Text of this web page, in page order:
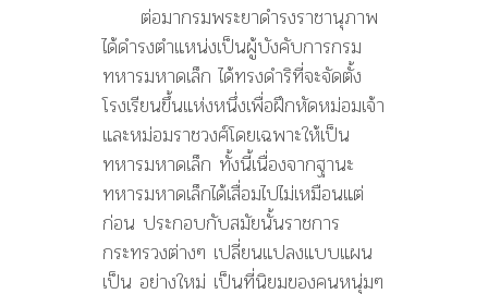
ต่อมากรมพระยาดำรงราชานุภาพ
ได้ดำรงตำแหน่งเป็นผู้บังคับการกรม
ทหารมหาดเล็ก ได้ทรงดำริที่จะจัดตั้ง
โรงเรียนขึ้นแห่งหนึ่งเพื่อฝึกหัดหม่อมเจ้า
และหม่อมราชวงศ์โดยเฉพาะให้เป็น
ทหารมหาดเล็ก ทั้งนี้เนื่องจากฐานะ
ทหารมหาดเล็กได้เสื่อมไปไม่เหมือนแต่
ก่อน ประกอบกับสมัยนั้นราชการ
กระทรวงต่างๆ เปลี่ยนแปลงแบบแผน
เป็น อย่างใหม่ เป็นที่นิยมของคนหนุ่มๆ